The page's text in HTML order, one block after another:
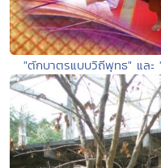
"ตักบาตรแบบวิถีพุทธ" แล